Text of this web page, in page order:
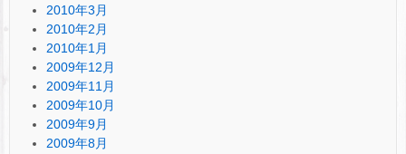
2010年3月
2010年2月
2010年1月
2009年12月
2009年11月
2009年10月
2009年9月
2009年8月